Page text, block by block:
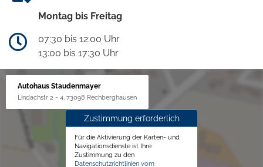
Montag bis Freitag
07:30 bis 12:00 Uhr
13:00 bis 17:30 Uhr
Autohaus Staudenmayer
Lindachstr 2 - 4, 73098 Rechberghausen
Zustimmung erforderlich
Für die Aktivierung der Karten- und
Navigationsdienste ist Ihre
Zustimmung zu den
Datenschutzrichtlinien vom